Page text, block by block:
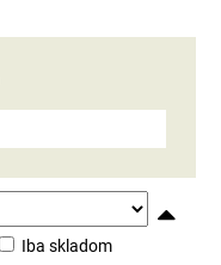
Iba skladom